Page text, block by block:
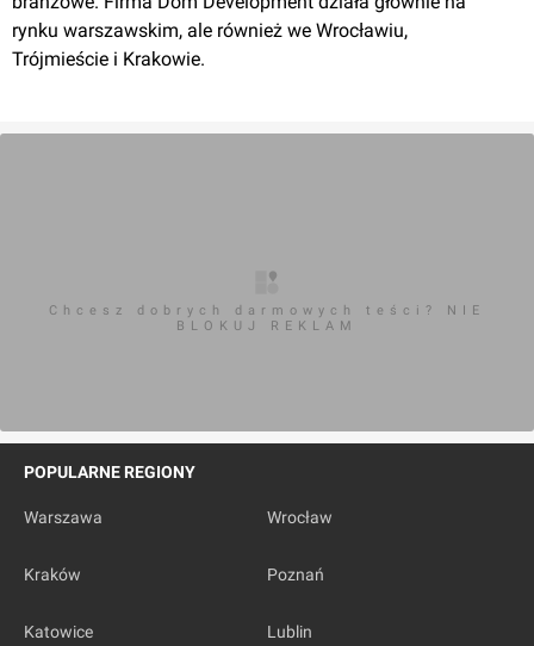
Apartamenty Grzybowska 11
Warszawa, Grzybowska 11
Mokotów Sportowy
rynku warszawskim, ale również we Wrocławiu,
Trójmieście i Krakowie.
Chcesz dobrych darmowych teści? NIE
BLOKUJ REKLAM
POPULARNE REGIONY
Warszawa Wrocław
Kraków Poznań
Katowice Lublin